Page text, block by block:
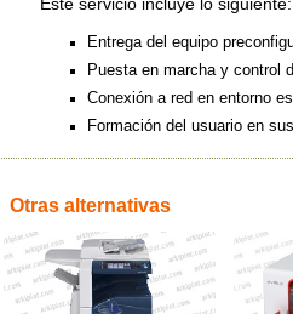
Entrega del equipo
Puesta en marcha y control
Conexión a red en entorno
Formación del usuario en
Otras alternativas